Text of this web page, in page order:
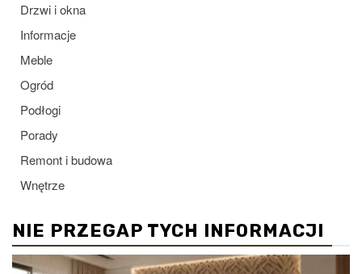
Drzwi i okna
Informacje
Meble
Ogród
Podłogi
Porady
Remont i budowa
Wnętrze
NIE PRZEGAP TYCH INFORMACJI